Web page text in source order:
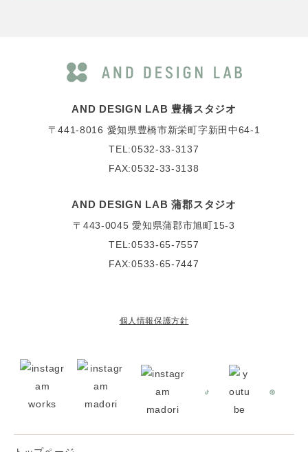
AND DESIGN LAB 豊橋スタジオ
〒441-8016 愛知県豊橋市新栄町字新田中64-1
TEL:0532-33-3137
FAX:0532-33-3138
AND DESIGN LAB 蒲郡スタジオ
〒443-0045 愛知県蒲郡市旭町15-3
TEL:0533-65-7557
FAX:0533-65-7447
個人情報保護方針